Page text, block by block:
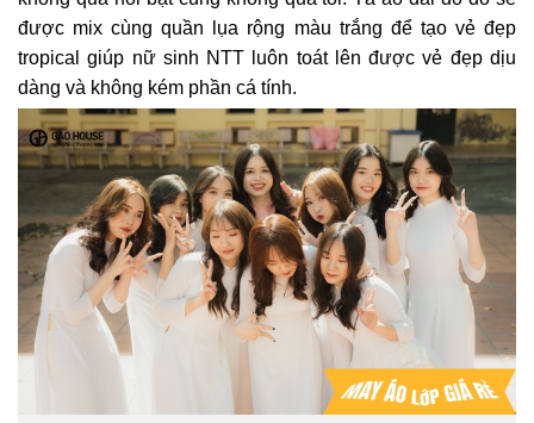
được mix cùng quần lụa rộng màu trắng để tạo vẻ đẹp
tropical giúp nữ sinh NTT luôn toát lên được vẻ đẹp dịu
dàng và không kém phần cá tính.